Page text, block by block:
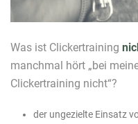
Was ist Clickertraining
manchmal hört „bei
Clickertraining nicht“?
der ungezielte Einsatz